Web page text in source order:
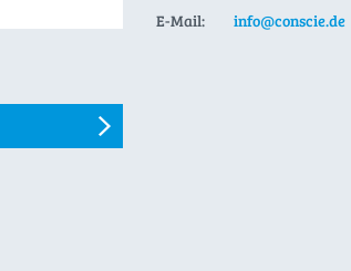
E-Mail:
info@conscie.de